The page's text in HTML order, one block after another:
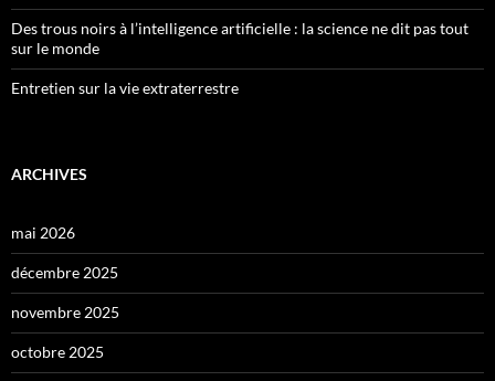
Des trous noirs à l’intelligence artificielle : la science ne dit pas tout
sur le monde
Entretien sur la vie extraterrestre
ARCHIVES
mai 2026
décembre 2025
novembre 2025
octobre 2025